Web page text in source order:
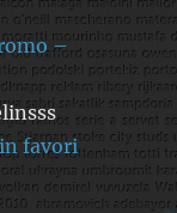
–
favori